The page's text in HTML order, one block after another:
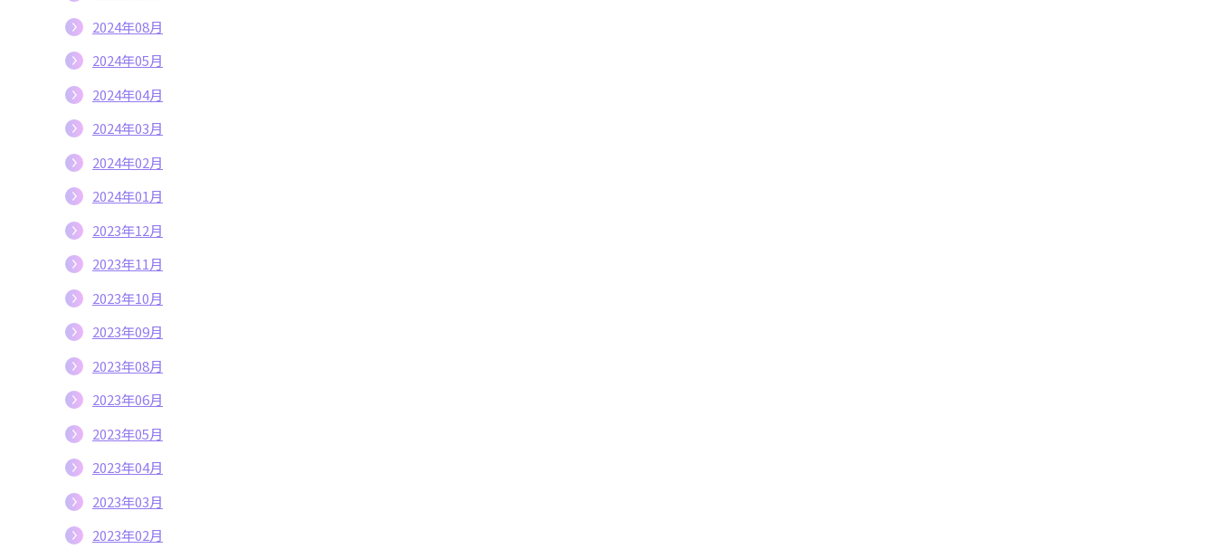
2024年08月
2024年05月
2024年04月
2024年03月
2024年02月
2024年01月
2023年12月
2023年11月
2023年10月
2023年09月
2023年08月
2023年06月
2023年05月
2023年04月
2023年03月
2023年02月